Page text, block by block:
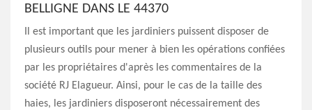
BELLIGNE DANS LE 44370
Il est important que les jardiniers puissent disposer de
plusieurs outils pour mener à bien les opérations confiées
par les propriétaires d'après les commentaires de la
société RJ Elagueur. Ainsi, pour le cas de la taille des
haies, les jardiniers disposeront nécessairement des